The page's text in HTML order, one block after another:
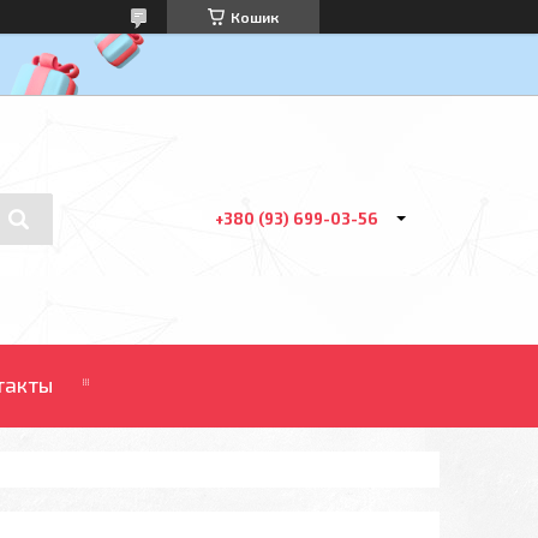
Кошик
+380 (93) 699-03-56